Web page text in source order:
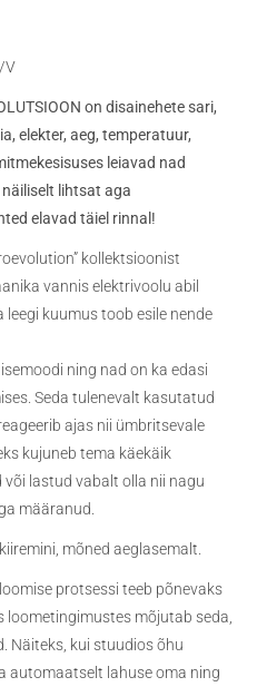
V
on disainehete sari,
elekter, aeg, temperatuur,
leiavad nad
lihtsat aga
elavad täiel rinnal!
kollektsioonist
vannis elektrivoolu abil
leegi kuumustoob esile nende
ning nad on ka edasi
Seda tulenevalt kasutatud
ajas nii ümbritsevale
kujuneb tema käekäik
lastud vabalt olla nii nagu
määranud.
mõned aeglasemalt.
protsessi teeb põnevaks
mõjutab seda,
Näiteks, kui stuudios õhu
automaatselt lahuse oma ning